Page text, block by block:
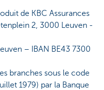
de KBC Assurances
2, 3000 Leuven -
– IBAN BE43 7300
branches sous le code
1979) par la Banque